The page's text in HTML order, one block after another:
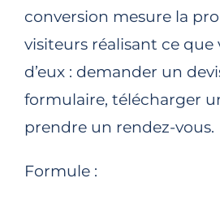
conversion mesure la
visiteurs réalisant ce que
d’eux : demander un
formulaire, télécharger
prendre un rendez-vous.
Formule :